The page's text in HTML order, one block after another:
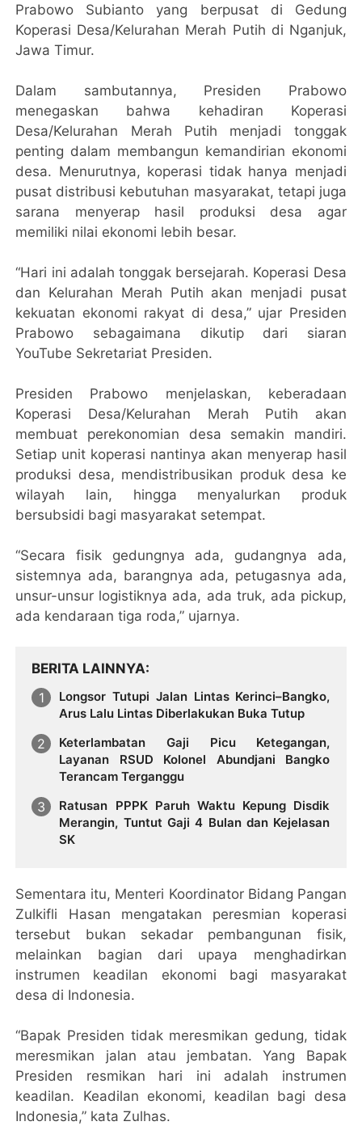
Prabowo Subianto yang berpusat di Gedung
Koperasi Desa/Kelurahan Merah Putih di Nganjuk,
Jawa Timur.
Dalam sambutannya, Presiden Prabowo
menegaskan bahwa kehadiran Koperasi
Desa/Kelurahan Merah Putih menjadi tonggak
penting dalam membangun kemandirian ekonomi
desa. Menurutnya, koperasi tidak hanya menjadi
pusat distribusi kebutuhan masyarakat, tetapi juga
sarana menyerap hasil produksi desa agar
memiliki nilai ekonomi lebih besar.
“Hari ini adalah tonggak bersejarah. Koperasi Desa
dan Kelurahan Merah Putih akan menjadi pusat
kekuatan ekonomi rakyat di desa,” ujar Presiden
Prabowo sebagaimana dikutip dari siaran
YouTube Sekretariat Presiden.
Presiden Prabowo menjelaskan, keberadaan
Koperasi Desa/Kelurahan Merah Putih akan
membuat perekonomian desa semakin mandiri.
Setiap unit koperasi nantinya akan menyerap hasil
produksi desa, mendistribusikan produk desa ke
wilayah lain, hingga menyalurkan produk
bersubsidi bagi masyarakat setempat.
“Secara fisik gedungnya ada, gudangnya ada,
sistemnya ada, barangnya ada, petugasnya ada,
unsur-unsur logistiknya ada, ada truk, ada pickup,
ada kendaraan tiga roda,” ujarnya.
BERITA LAINNYA
Longsor Tutupi Jalan Lintas Kerinci–Bangko,
Arus Lalu Lintas Diberlakukan Buka Tutup
Keterlambatan Gaji Picu Ketegangan,
Layanan RSUD Kolonel Abundjani Bangko
Terancam Terganggu
Ratusan PPPK Paruh Waktu Kepung Disdik
Merangin, Tuntut Gaji 4 Bulan dan Kejelasan
SK
Sementara itu, Menteri Koordinator Bidang Pangan
Zulkifli Hasan mengatakan peresmian koperasi
tersebut bukan sekadar pembangunan fisik,
melainkan bagian dari upaya menghadirkan
instrumen keadilan ekonomi bagi masyarakat
desa di Indonesia.
“Bapak Presiden tidak meresmikan gedung, tidak
meresmikan jalan atau jembatan. Yang Bapak
Presiden resmikan hari ini adalah instrumen
keadilan. Keadilan ekonomi, keadilan bagi desa
Indonesia,” kata Zulhas.